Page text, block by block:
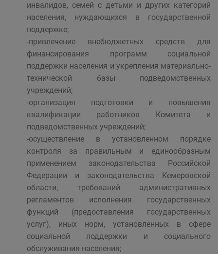
инвалидов, семей с детьми и других категорий
населения, нуждающихся в государственной
поддержке;
-привлечение внебюджетных средств для
финансирования программ социальной
поддержки населения и укрепления материально-
технической базы подведомственных
учреждений;
-организация подготовки и повышения
квалификации работников Комитета и
подведомственных учреждений;
-осуществление в установленном порядке
контроля за правильным и единообразным
применением законодательства Российской
Федерации и законодательства Кемеровской
области, требований административных
регламентов исполнения государственных
функций (предоставления государственных
услуг), иных норм, установленных в сфере
социальной поддержки и социального
обслуживания населения;